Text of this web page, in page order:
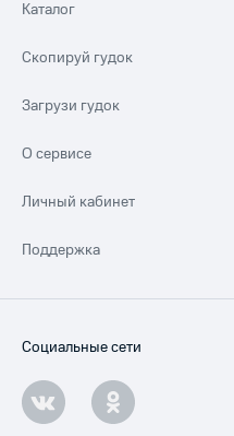
Каталог
Скопируй гудок
Загрузи гудок
О сервисе
Личный кабинет
Поддержка
Социальные сети